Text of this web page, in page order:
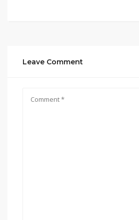
Leave Comment